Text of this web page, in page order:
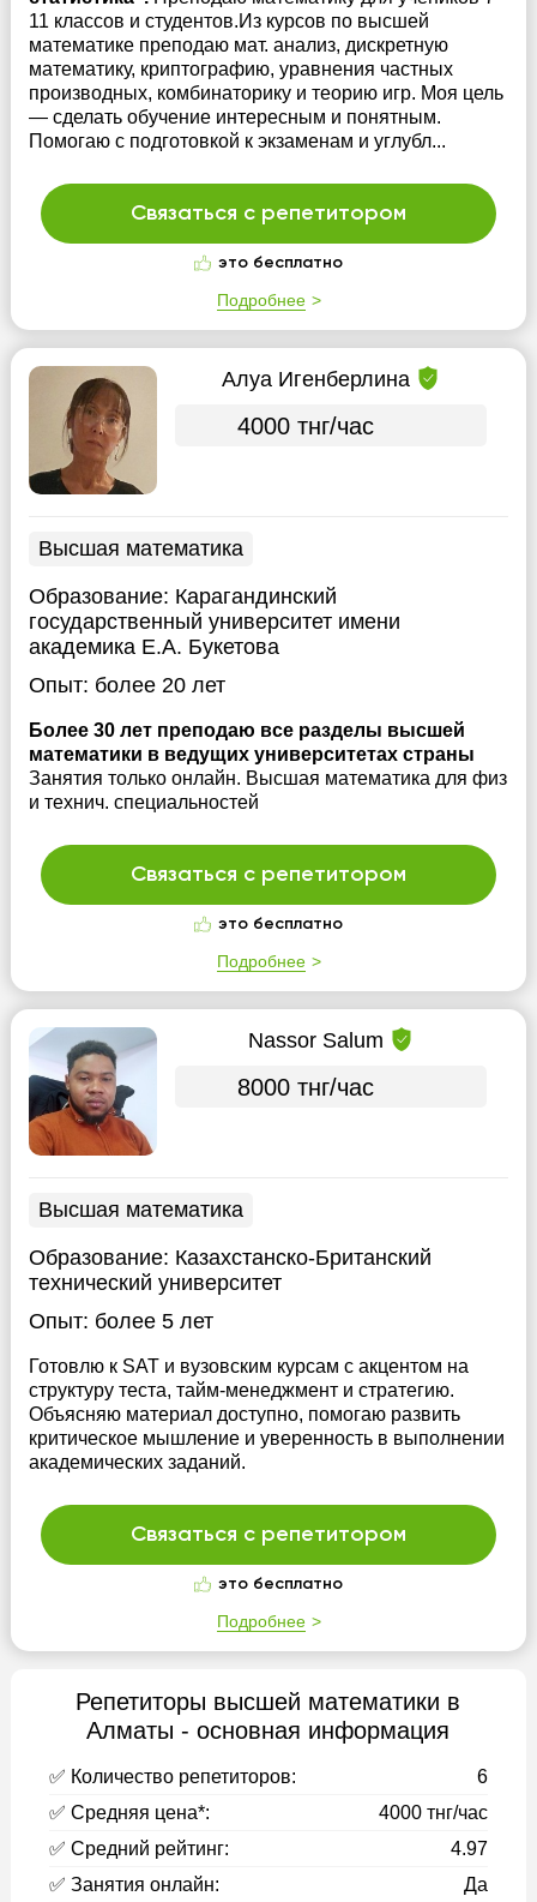
11 классов и студентов.Из курсов по высшей
математике преподаю мат. анализ, дискретную
математику, криптографию, уравнения частных
производных, комбинаторику и теорию игр. Моя цель
— сделать обучение интересным и понятным.
Помогаю с подготовкой к экзаменам и углубл...
Связаться с репетитором
это бесплатно
Подробнее
Алуа Игенберлина
4000 тнг/час
Высшая математика
Образование: Карагандинский
государственный университет имени
академика Е.А. Букетова
Опыт: более 20 лет
Более 30 лет преподаю все разделы высшей
математики в ведущих университетах страны
Занятия только онлайн. Высшая математика для физ
и технич. специальностей
Связаться с репетитором
это бесплатно
Подробнее
Nassor Salum
8000 тнг/час
Высшая математика
Образование: Казахстанско-Британский
технический университет
Опыт: более 5 лет
Готовлю к SAT и вузовским курсам с акцентом на
структуру теста, тайм-менеджмент и стратегию.
Объясняю материал доступно, помогаю развить
критическое мышление и уверенность в выполнении
академических заданий.
Связаться с репетитором
это бесплатно
Подробнее
Репетиторы высшей математики в
Алматы - основная информация
✅ Количество репетиторов:
6
✅ Средняя цена*:
4000 тнг/час
✅ Средний рейтинг:
4.97
✅ Занятия онлайн:
Да